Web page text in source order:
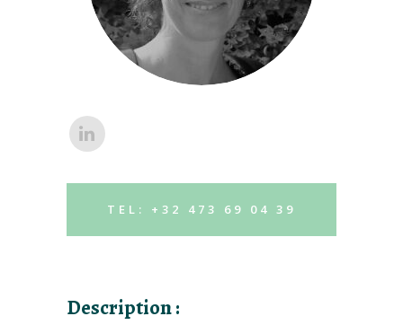
TEL: +32 473 69 04 39
Description :